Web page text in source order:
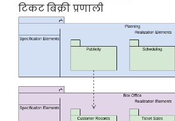
टिकट बिक्री प्रणाली